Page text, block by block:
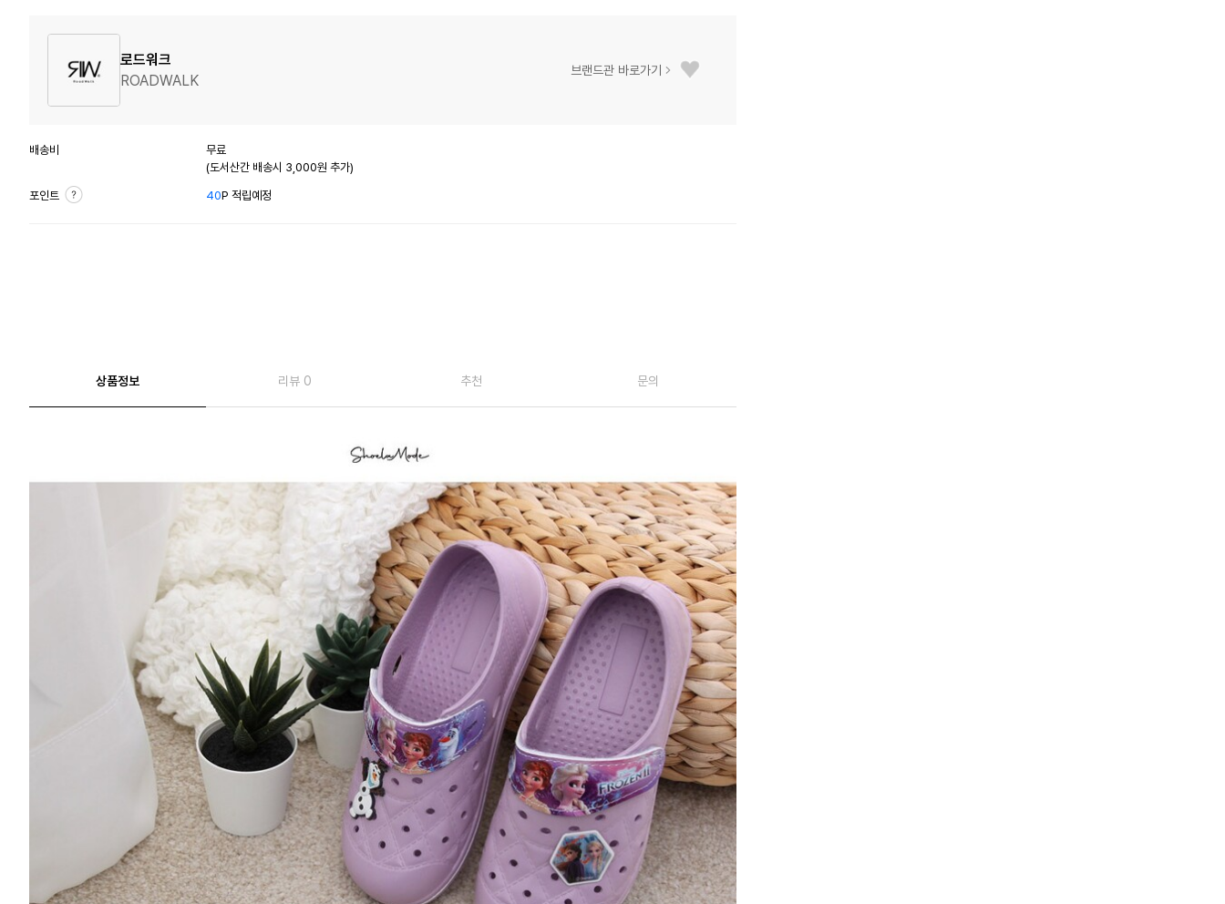
로드워크
ROADWALK
브랜드관 바로가기
배송비
무료
(도서산간 배송시 3,000원 추가)
포인트 40P 적립예정
상품정보 리뷰 0 추천 문의